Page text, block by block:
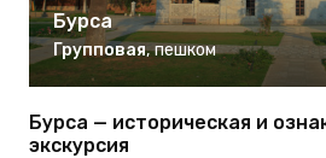
Бурса
Групповая, пешком
Бурса — историческая и
экскурсия